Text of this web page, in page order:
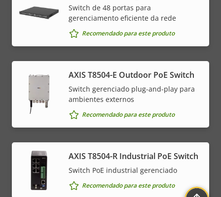
Switch de 48 portas para
gerenciamento eficiente da rede
Recomendado para este produto
AXIS T8504-E Outdoor PoE Switch
Switch gerenciado plug-and-play para
ambientes externos
Recomendado para este produto
AXIS T8504-R Industrial PoE Switch
Switch PoE industrial gerenciado
Recomendado para este produto